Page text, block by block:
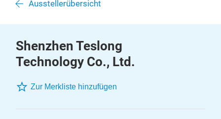
Ausstellerübersicht
Shenzhen Teslong
Technology Co., Ltd.
Zur Merkliste hinzufügen